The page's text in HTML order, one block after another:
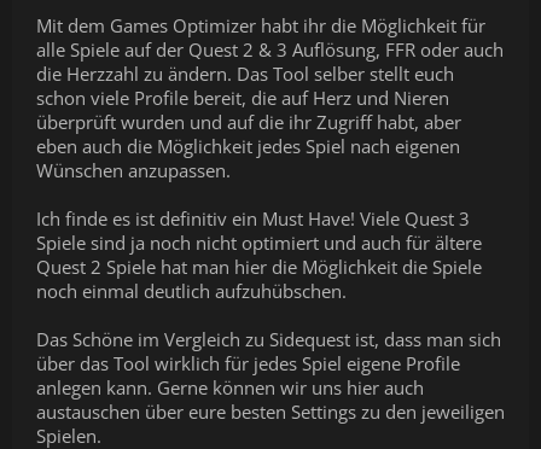
Mit dem Games Optimizer habt ihr die Möglichkeit für
alle Spiele auf der Quest 2 & 3 Auflösung, FFR oder auch
die Herzzahl zu ändern. Das Tool selber stellt euch
schon viele Profile bereit, die auf Herz und Nieren
überprüft wurden und auf die ihr Zugriff habt, aber
eben auch die Möglichkeit jedes Spiel nach eigenen
Wünschen anzupassen.
Ich finde es ist definitiv ein Must Have! Viele Quest 3
Spiele sind ja noch nicht optimiert und auch für ältere
Quest 2 Spiele hat man hier die Möglichkeit die Spiele
noch einmal deutlich aufzuhübschen.
Das Schöne im Vergleich zu Sidequest ist, dass man sich
über das Tool wirklich für jedes Spiel eigene Profile
anlegen kann. Gerne können wir uns hier auch
austauschen über eure besten Settings zu den jeweiligen
Spielen.